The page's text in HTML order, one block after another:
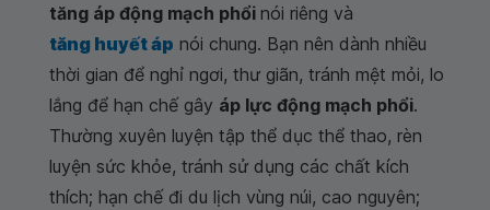
tăng áp động mạch phổi nói riêng và
tăng huyết áp nói chung. Bạn nên dành nhiều
thời gian để nghỉ ngơi, thư giãn, tránh mệt mỏi, lo
lắng để hạn chế gây áp lực động mạch phổi.
Thường xuyên luyện tập thể dục thể thao, rèn
luyện sức khỏe, tránh sử dụng các chất kích
thích; hạn chế đi du lịch vùng núi, cao nguyên;